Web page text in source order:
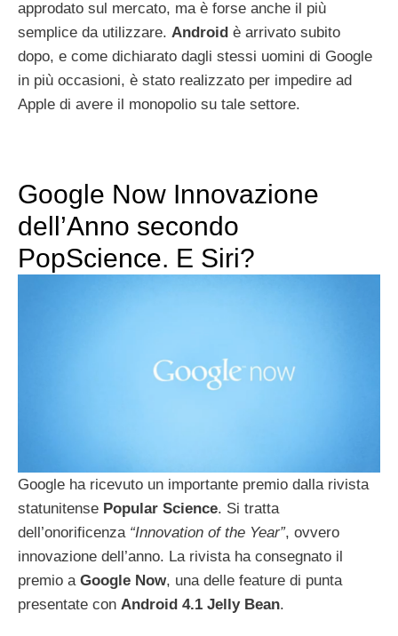
approdato sul mercato, ma è forse anche il più
semplice da utilizzare. Android è arrivato subito
dopo, e come dichiarato dagli stessi uomini di Google
in più occasioni, è stato realizzato per impedire ad
Apple di avere il monopolio su tale settore.
Google Now Innovazione
dell’Anno secondo
PopScience. E Siri?
Google ha ricevuto un importante premio dalla rivista
statunitense Popular Science. Si tratta
dell’onorificenza “Innovation of the Year”, ovvero
innovazione dell’anno. La rivista ha consegnato il
premio a Google Now, una delle feature di punta
presentate con Android 4.1 Jelly Bean.